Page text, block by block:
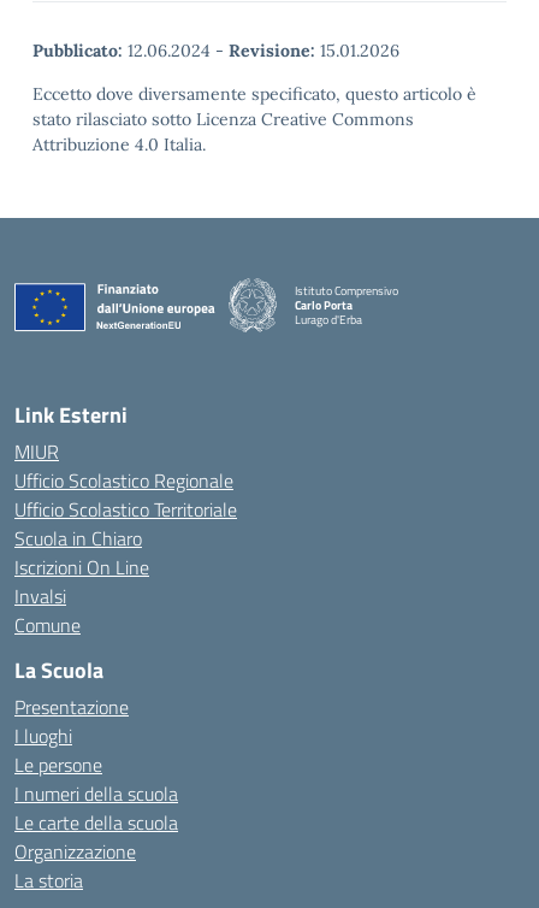
Pubblicato: 12.06.2024 - Revisione: 15.01.2026
Eccetto dove diversamente specificato, questo articolo è
stato rilasciato sotto Licenza Creative Commons
Attribuzione 4.0 Italia.
Istituto Comprensivo
Carlo Porta
Lurago d'Erba
— Visita la pagina iniziale della scuola
Link Esterni
MIUR
Ufficio Scolastico Regionale
Ufficio Scolastico Territoriale
Scuola in Chiaro
Iscrizioni On Line
Invalsi
Comune
La Scuola
Presentazione
I luoghi
Le persone
I numeri della scuola
Le carte della scuola
Organizzazione
La storia